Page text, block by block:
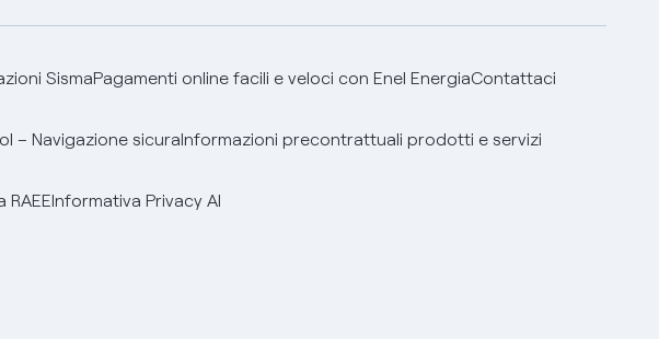
SismaPagamenti online facili e veloci con Enel EnergiaContattaci
– Navigazione sicuraInformazioni precontrattuali prodotti e servizi
RAEEInformativa Privacy AI